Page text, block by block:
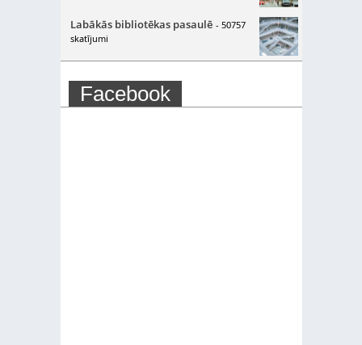
Labākās bibliotēkas pasaulē - 50757
skatījumi
Facebook